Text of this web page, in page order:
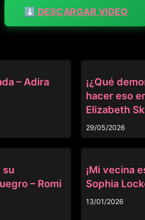
⬇️ DESCARGAR VIDEO
– Adira
¡¿Qué
hacer eso
Elizabeth
29/05/2026
su
– Romi
¡Mi vecina
Sophia
13/01/2026